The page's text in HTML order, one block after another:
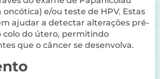
e/ou teste de HPV. Estas
ajudar a detectar alterações pré-
colo do útero, permitindo
que o câncer se desenvolva.